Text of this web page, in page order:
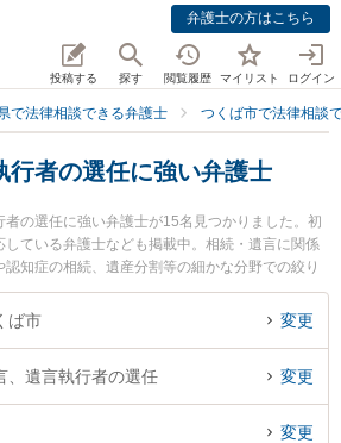
弁護士の方はこちら
投稿する 探す 閲覧履歴 マイリスト ログイン
で法律相談できる弁護士 つくば市で法律相談
行者の選任に強い弁護士
の選任に強い弁護士が15名見つかりました。初
している弁護士なども掲載中。相続・遺言に関係
知症の相続、遺産分割等の細かな分野での絞り
つくば中央法律事務所の堀越 智也弁護士や関根
護士、さくらの杜法律事務所の塚田 学弁護士のプ
、強みなどが注目されています。『つくば市で土
ラブル解決の実績豊富な近くの弁護士を検索した
者の選任を法律相談できるつくば市内の弁護士
困りの相談者さんにおすすめです。
ば市 変更
、遺言執行者の選任 変更
変更